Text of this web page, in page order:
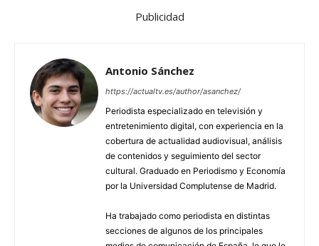
Publicidad
Antonio Sánchez
https://actualtv.es/author/asanchez/
Periodista especializado en televisión y
entretenimiento digital, con experiencia en la
cobertura de actualidad audiovisual, análisis
de contenidos y seguimiento del sector
cultural. Graduado en Periodismo y Economía
por la Universidad Complutense de Madrid.
Ha trabajado como periodista en distintas
secciones de algunos de los principales